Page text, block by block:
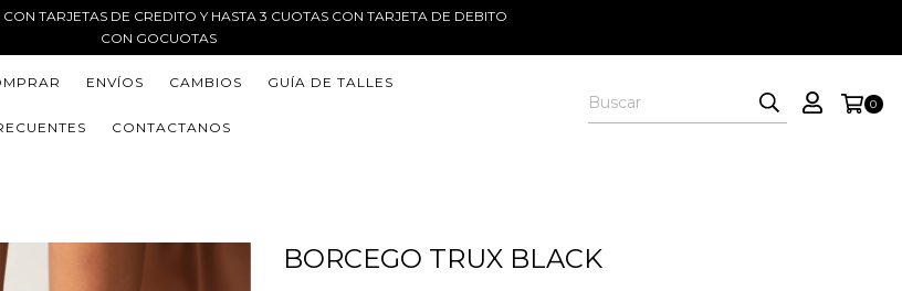
CON TARJETAS DE CREDITO Y HASTA 3 CUOTAS CON TARJETA DE DEBITO
CON GOCUOTAS
ENVÍOS CAMBIOS GUÍA DE TALLES
CONTACTANOS
0
BORCEGO TRUX BLACK